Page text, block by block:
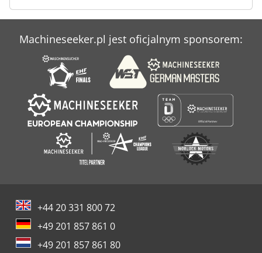
Kapema
Kellenberg
Machineseeker.pl jest oficjalnym sponsorem:
+44 20 331 800 72
+49 201 857 861 0
+49 201 857 861 80